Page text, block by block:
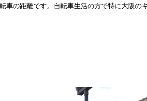
車の距離です。自転車生活の方で特に大阪の